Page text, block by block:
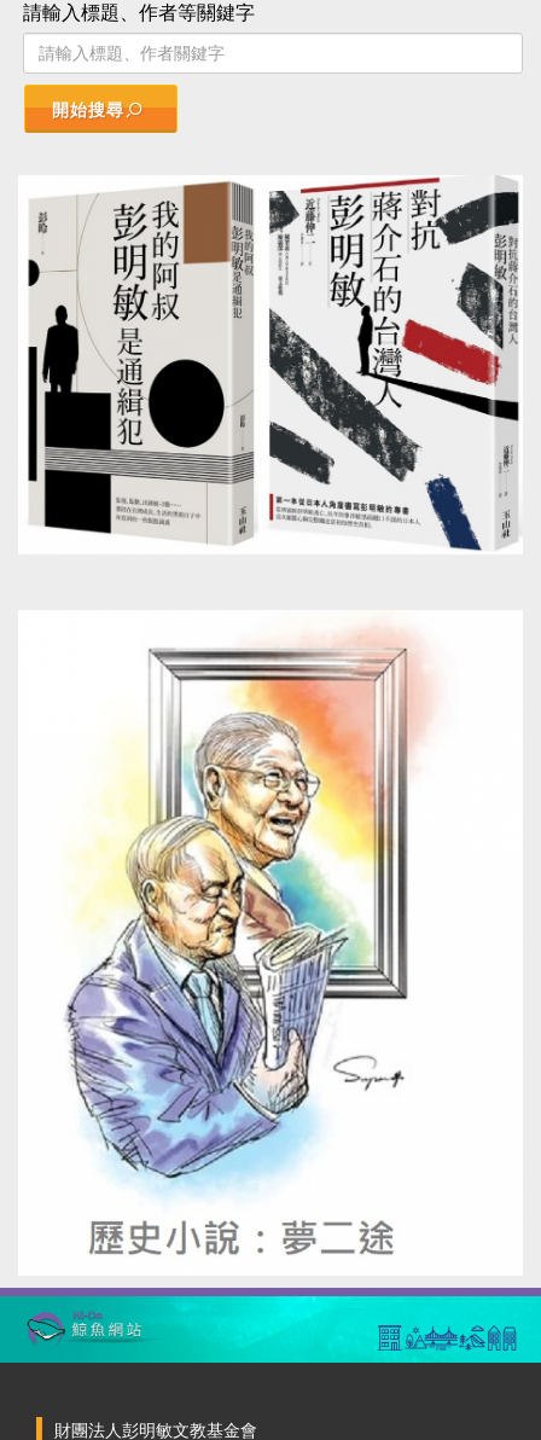
請輸入標題、作者等關鍵字
開始搜尋
財團法人彭明敏文教基金會